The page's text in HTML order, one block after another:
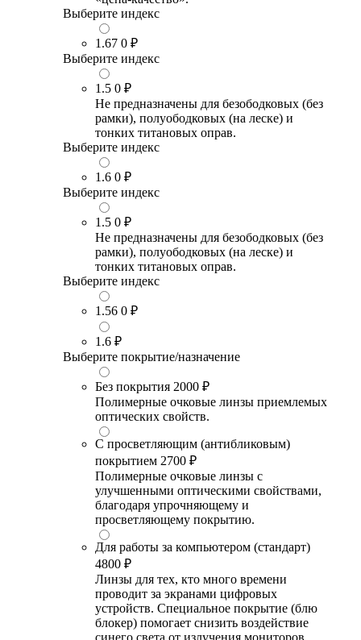
Выберите индекс
1.67 0 ₽
Выберите индекс
1.5 0 ₽
Не предназначены для безободковых (без
рамки), полуободковых (на леске) и
тонких титановых оправ.
Выберите индекс
1.6 0 ₽
Выберите индекс
1.5 0 ₽
Не предназначены для безободковых (без
рамки), полуободковых (на леске) и
тонких титановых оправ.
Выберите индекс
1.56 0 ₽
1.6 ₽
Выберите покрытие/назначение
Без покрытия 2000 ₽
Полимерные очковые линзы приемлемых
оптических свойств.
С просветляющим (антибликовым)
покрытием 2700 ₽
Полимерные очковые линзы с
улучшенными оптическими свойствами,
благодаря упрочняющему и
просветляющему покрытию.
Для работы за компьютером (стандарт)
4800 ₽
Линзы для тех, кто много времени
проводит за экранами цифровых
устройств. Специальное покрытие (блю
блокер) помогает снизить воздействие
синего света от излучения мониторов.